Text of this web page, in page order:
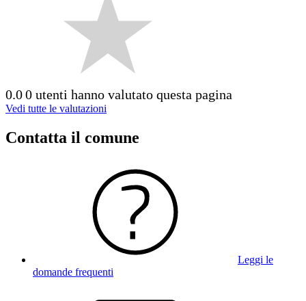
0.00 utenti hanno valutato questa pagina
Vedi tutte le valutazioni
Contatta il comune
Leggi le
domande frequenti